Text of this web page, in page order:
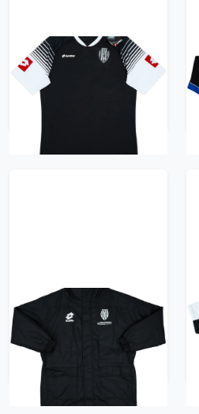
2014-15 Cesena Away
2006-07 Cesena Lotto
Padded Bench Coat -